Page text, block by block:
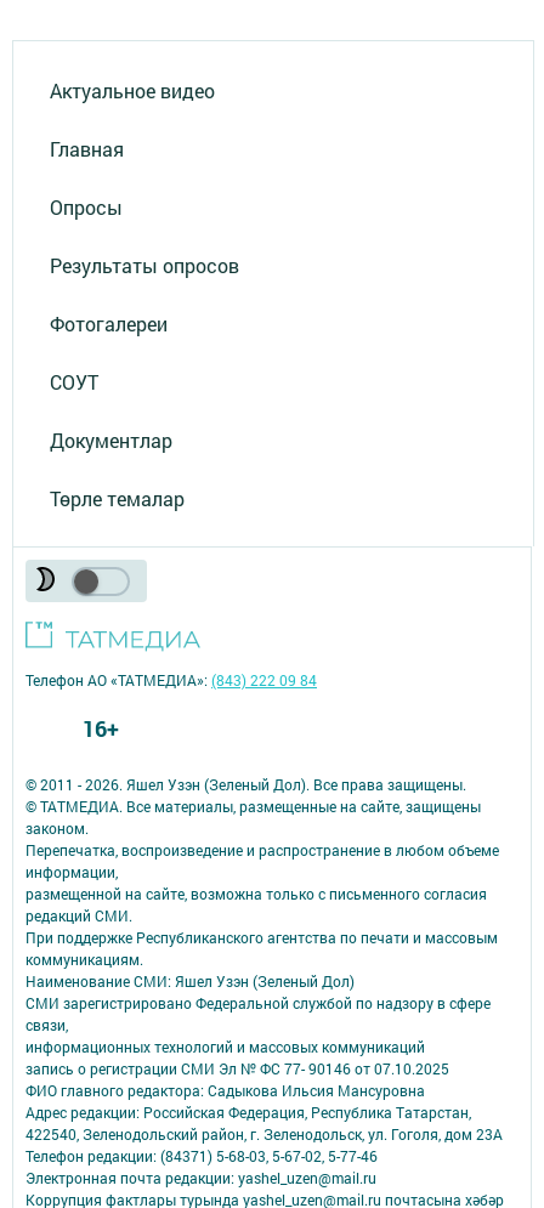
Актуальное видео
Главная
Опросы
Результаты опросов
Фотогалереи
СОУТ
Документлар
Төрле темалар
© 2011 - 2026. Яшел Узэн (Зеленый Дол). Все права защищены.
© ТАТМЕДИА. Все материалы, размещенные на сайте, защищены
законом.
Перепечатка, воспроизведение и распространение в любом объеме
информации,
размещенной на сайте, возможна только с письменного согласия
редакций СМИ.
При поддержке Республиканского агентства по печати и массовым
коммуникациям.
Наименование СМИ: Яшел Узэн (Зеленый Дол)
СМИ зарегистрировано Федеральной службой по надзору в сфере
связи,
информационных технологий и массовых коммуникаций
запись о регистрации СМИ Эл № ФС 77- 90146 от 07.10.2025
ФИО главного редактора: Садыкова Ильсия Мансуровна
Адрес редакции: Российская Федерация, Республика Татарстан,
422540, Зеленодольский район, г. Зеленодольск, ул. Гоголя, дом 23А
Телефон редакции: (84371) 5-68-03, 5-67-02, 5-77-46
Электронная почта редакции: yashel_uzen@mail.ru
Коррупция фактлары турында yashel_uzen@mail.ru почтасына хәбәр
Телефон АО «ТАТМЕДИА»:(843) 222 09 84
16+